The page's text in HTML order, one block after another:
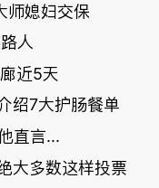
师媳妇交保
人
近5天
绍7大护肠餐单
直言...
大多数这样投票